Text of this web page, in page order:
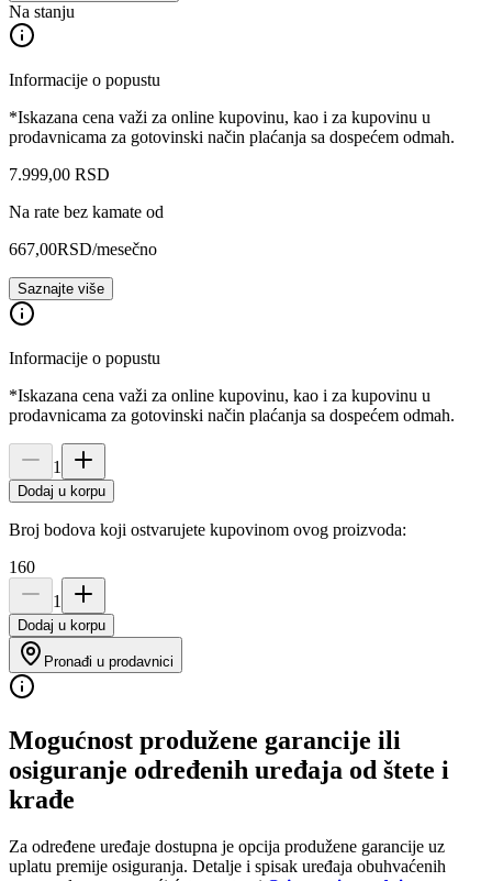
Na stanju
Informacije o popustu
*Iskazana cena važi za online kupovinu, kao i za kupovinu u
prodavnicama za gotovinski način plaćanja sa dospećem odmah.
7.999,00 RSD
Na rate bez kamate od
667,00RSD/mesečno
Saznajte više
Informacije o popustu
*Iskazana cena važi za online kupovinu, kao i za kupovinu u
prodavnicama za gotovinski način plaćanja sa dospećem odmah.
1
Dodaj u korpu
Broj bodova koji ostvarujete kupovinom ovog proizvoda:
160
1
Dodaj u korpu
Pronađi u prodavnici
Mogućnost produžene garancije ili
osiguranje određenih uređaja od štete i
krađe
Za određene uređaje dostupna je opcija produžene garancije uz
uplatu premije osiguranja. Detalje i spisak uređaja obuhvaćenih